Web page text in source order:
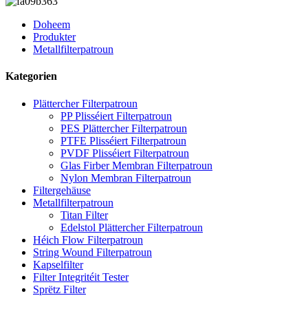
Doheem
Produkter
Metallfilterpatroun
Kategorien
Plättercher Filterpatroun
PP Plisséiert Filterpatroun
PES Plättercher Filterpatroun
PTFE Plisséiert Filterpatroun
PVDF Plisséiert Filterpatroun
Glas Firber Membran Filterpatroun
Nylon Membran Filterpatroun
Filtergehäuse
Metallfilterpatroun
Titan Filter
Edelstol Plättercher Filterpatroun
Héich Flow Filterpatroun
String Wound Filterpatroun
Kapselfilter
Filter Integritéit Tester
Sprëtz Filter